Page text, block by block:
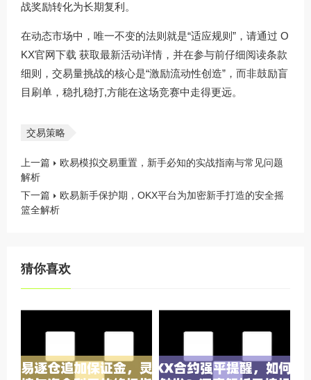
战奖励转化为长期复利。
在动态市场中，唯一不变的法则就是“适应规则”，请通过 O
KX官网下载 获取最新活动详情，并在参与前仔细阅读条款
细则，交易量挑战的核心是“激励流动性创造”，而非鼓励盲
目刷单，稳扎稳打,方能在这场竞赛中走得更远。
交易策略
上一篇
欧易模拟交易重置，新手必知的实战指南与常见问题
解析
下一篇
欧易新手保护期，OKX平台为加密新手打造的安全摇
篮全解析
猜你喜欢